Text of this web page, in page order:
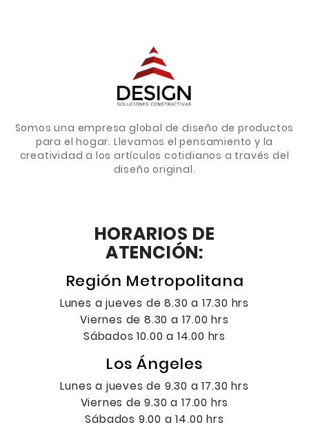
Somos una empresa global de diseño de productos
para el hogar. Llevamos el pensamiento y la
creatividad a los artículos cotidianos a través del
diseño original.
HORARIOS DE
ATENCIÓN:
Región Metropolitana
Lunes a jueves de 8.30 a 17.30 hrs
Viernes de 8.30 a 17.00 hrs
Sábados 10.00 a 14.00 hrs
Los Ángeles
Lunes a jueves de 9.30 a 17.30 hrs
Viernes de 9.30 a 17.00 hrs
Sábados 9.00 a 14.00 hrs